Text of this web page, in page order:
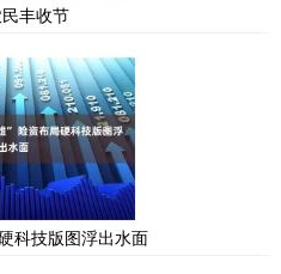
丰收节
科技版图浮出水面